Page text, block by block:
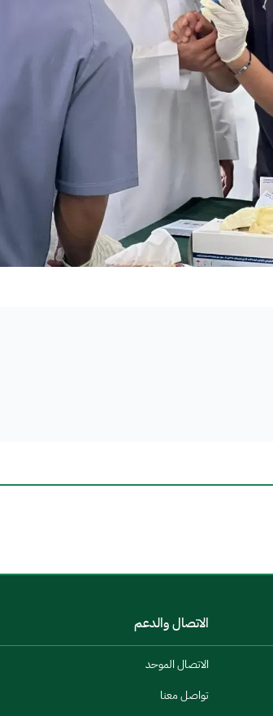
الاتصال والدعم
الاتصال الموحد
تواصل معنا